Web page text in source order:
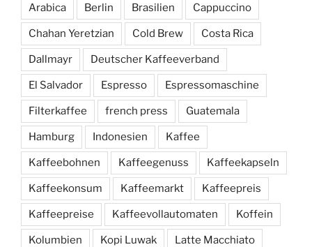
Arabica Berlin Brasilien Cappuccino
Chahan Yeretzian Cold Brew Costa Rica
Dallmayr Deutscher Kaffeeverband
El Salvador Espresso Espressomaschine
Filterkaffee french press Guatemala
Hamburg Indonesien Kaffee
Kaffeebohnen Kaffeegenuss Kaffeekapseln
Kaffeekonsum Kaffeemarkt Kaffeepreis
Kaffeepreise Kaffeevollautomaten Koffein
Kolumbien Kopi Luwak Latte Macchiato